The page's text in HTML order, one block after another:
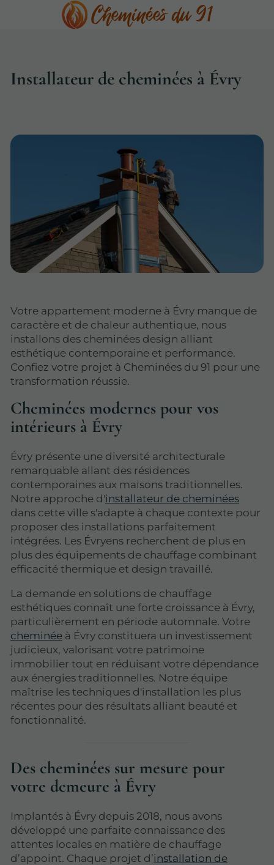
Installateur de cheminées à Évry
Votre appartement moderne à Évry manque de
caractère et de chaleur authentique, nous
installons des cheminées design alliant
esthétique contemporaine et performance.
Confiez votre projet à Cheminées du 91 pour une
transformation réussie.
Cheminées modernes pour vos
intérieurs à Évry
Évry présente une diversité architecturale
remarquable allant des résidences
contemporaines aux maisons traditionnelles.
Notre approche d'installateur de cheminées
dans cette ville s'adapte à chaque contexte pour
proposer des installations parfaitement
intégrées. Les Évryens recherchent de plus en
plus des équipements de chauffage combinant
efficacité thermique et design travaillé.
La demande en solutions de chauffage
esthétiques connaît une forte croissance à Évry,
particulièrement en période automnale. Votre
cheminée à Évry constituera un investissement
judicieux, valorisant votre patrimoine
immobilier tout en réduisant votre dépendance
aux énergies traditionnelles. Notre équipe
maîtrise les techniques d'installation les plus
récentes pour des résultats alliant beauté et
fonctionnalité.
Des cheminées sur mesure pour
votre demeure à Évry
Implantés à Évry depuis 2018, nous avons
développé une parfaite connaissance des
attentes locales en matière de chauffage
d’appoint. Chaque projet d’installation de